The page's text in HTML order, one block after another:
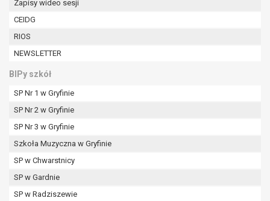
Zapisy wideo sesji
CEIDG
RIOS
NEWSLETTER
BIPy szkół
SP Nr 1 w Gryfinie
SP Nr 2 w Gryfinie
SP Nr 3 w Gryfinie
Szkoła Muzyczna w Gryfinie
SP w Chwarstnicy
SP w Gardnie
SP w Radziszewie
na przetwarzanie danych osobowych (art. 6 ust. 1
cofnięcia tej zgody w dowolnym momencie.
Cofnięcie to nie ma wpływu na zgodność
przetwarzania, którego dokonano na podstawie
zgody przed jej cofnięciem.
organu nadzorczego na niezgodne z prawem
przetwarzanie Pani/Pana danych osobowych
przez administratora.